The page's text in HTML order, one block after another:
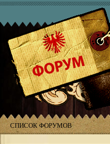
СПИСОК ФОРУМОВ